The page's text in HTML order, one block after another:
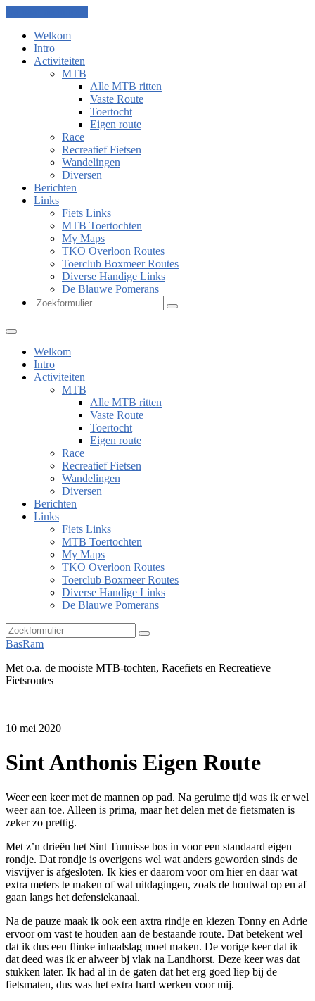
Welkom
Intro
Activiteiten
MTB
Alle MTB ritten
Vaste Route
Toertocht
Eigen route
Race
Recreatief Fietsen
Wandelingen
Diversen
Berichten
Links
Fiets Links
MTB Toertochten
My Maps
TKO Overloon Routes
Toerclub Boxmeer Routes
Diverse Handige Links
De Blauwe Pomerans
Zoeken
Welkom
Intro
Activiteiten
MTB
Alle MTB ritten
Vaste Route
Toertocht
Eigen route
Race
Recreatief Fietsen
Wandelingen
Diversen
Berichten
Links
Fiets Links
MTB Toertochten
My Maps
TKO Overloon Routes
Toerclub Boxmeer Routes
Diverse Handige Links
De Blauwe Pomerans
Zoeken
BasRam
Met o.a. de mooiste MTB-tochten, Racefiets en Recreatieve
Fietsroutes
10 mei 2020
Sint Anthonis Eigen Route
Weer een keer met de mannen op pad. Na geruime tijd was ik er wel
weer aan toe. Alleen is prima, maar het delen met de fietsmaten is
zeker zo prettig.
Met z’n drieën het Sint Tunnisse bos in voor een standaard eigen
rondje. Dat rondje is overigens wel wat anders geworden sinds de
visvijver is afgesloten. Ik kies er daarom voor om hier en daar wat
extra meters te maken of wat uitdagingen, zoals de houtwal op en af
gaan langs het defensiekanaal.
Na de pauze maak ik ook een axtra rindje en kiezen Tonny en Adrie
ervoor om vast te houden aan de bestaande route. Dat betekent wel
dat ik dus een flinke inhaalslag moet maken. De vorige keer dat ik
dat deed was ik er alweer bj vlak na Landhorst. Deze keer was dat
stukken later. Ik had al in de gaten dat het erg goed liep bij de
fietsmaten, dus was het extra hard werken voor mij.